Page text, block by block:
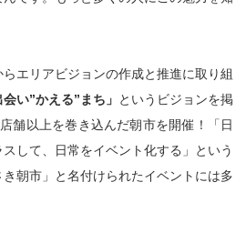
エリアビジョンの作成と推進に取り組
会い”かえる”まち」 というビジョンを掲
舗以上を巻き込んだ朝市を開催！「日
して、日常をイベント化する」という
朝市」と名付けられたイベントには多